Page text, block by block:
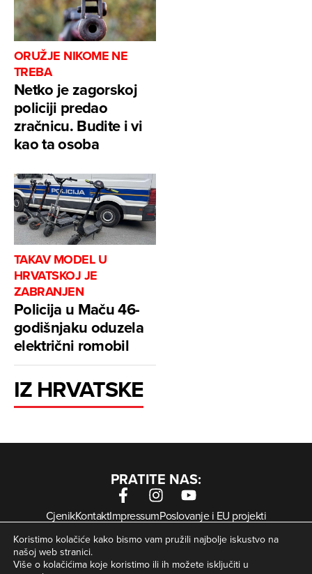
ORUŽJE NIKOME NE
TREBA
Netko je zagorskoj
policiji predao
zračnicu. Budite i vi
kao ta osoba
TAKAV MODEL U
HRVATSKOJ JE
ZABRANJEN
Policija u Maču 46-
godišnjaku oduzela
električni romobil
IZ HRVATSKE
PRATITE NAS:
CjenikKontaktImpressumPoslovanje i EU projekti
Arhiva digitalnih novina
Uvjeti korištenjaZaštita privatnosti
Kolačići
Koristimo kolačiće kako bismo vam pružili najbolje iskustvo na
našoj web stranici.
Više o kolačićima koje koristimo ili ih možete isključiti u